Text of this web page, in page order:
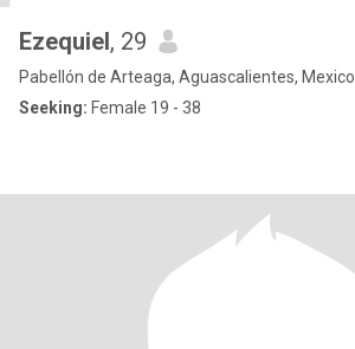
Ezequiel, 29
Pabellón de Arteaga, Aguascalientes, Mexico
Seeking: Female 19 - 38